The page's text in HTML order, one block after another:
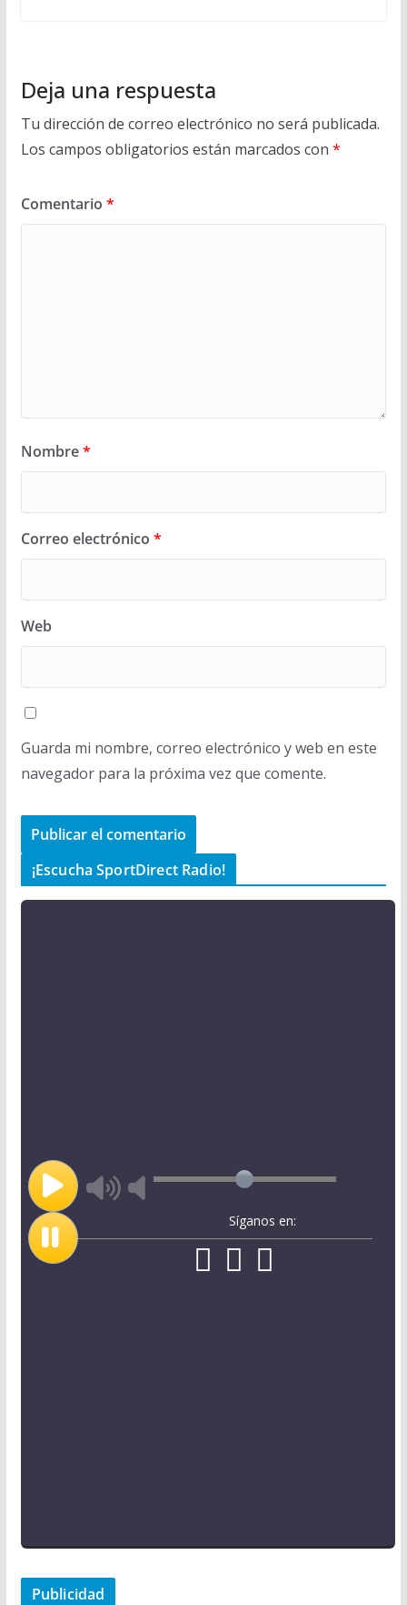
Deja una respuesta
Tu dirección de correo electrónico no será publicada.
Los campos obligatorios están marcados con *
Comentario *
Nombre*
Correo electrónico *
Web
Guarda mi nombre, correo electrónico y web en este
navegador para la próxima vez que comente.
¡Escucha SportDirect Radio!
Síganos en:
Publicidad